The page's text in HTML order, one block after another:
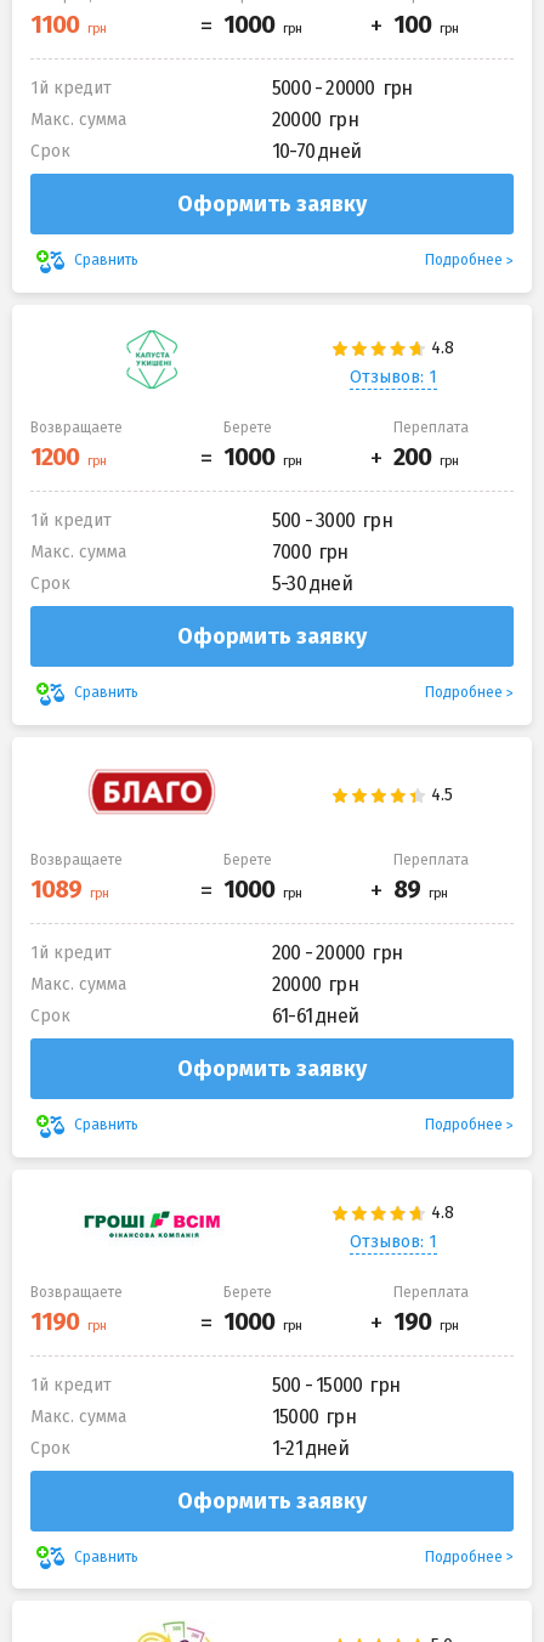
1й кредит 5000 - 20000
Макс. сумма 20000
Срок 10-70 дней
Оформить заявку
Сравнить Подробнее
Отзывов: 1
Возвращаете Берете Переплата
1й кредит 500 - 3000
Макс. сумма 7000
Срок 5-30 дней
Оформить заявку
Сравнить Подробнее
Возвращаете Берете Переплата
1й кредит 200 - 20000
Макс. сумма 20000
Срок 61-61 дней
Оформить заявку
Сравнить Подробнее
Отзывов: 1
Возвращаете Берете Переплата
1й кредит 500 - 15000
Макс. сумма 15000
Срок 1-21 дней
Оформить заявку
Сравнить Подробнее